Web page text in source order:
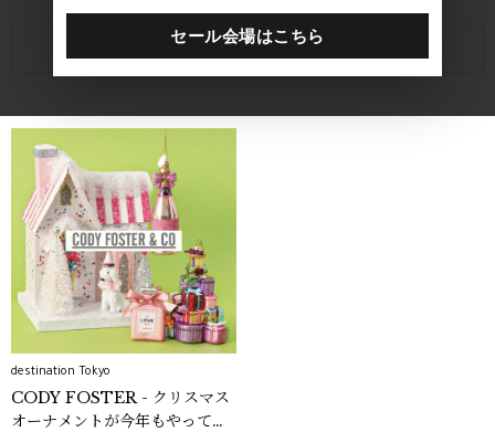
関連キーワード
destination Tokyo
CODY FOSTER - クリスマス
オーナメントが今年もやってく